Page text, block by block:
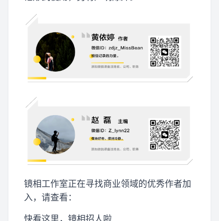
镜相工作室正在寻找商业领域的优秀作者加
入，请查看：
快看这里，镜相招人啦